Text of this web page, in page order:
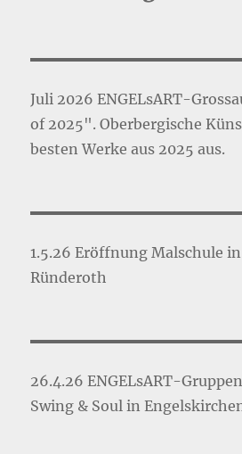
Juli 2026 ENGELsART-
of 2025". Oberbergische
besten Werke aus 2025 aus.
1.5.26 Eröffnung Malschule
Ründeroth
26.4.26 ENGELsART-
Swing & Soul in